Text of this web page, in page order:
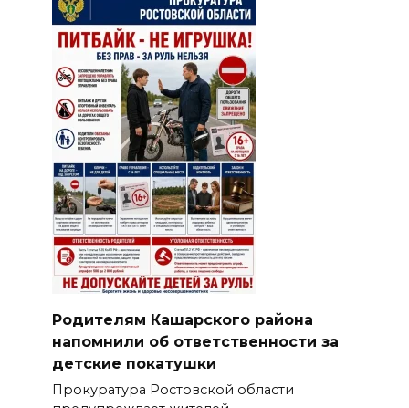
Родителям Кашарского района
напомнили об ответственности за
детские покатушки
Прокуратура Ростовской области